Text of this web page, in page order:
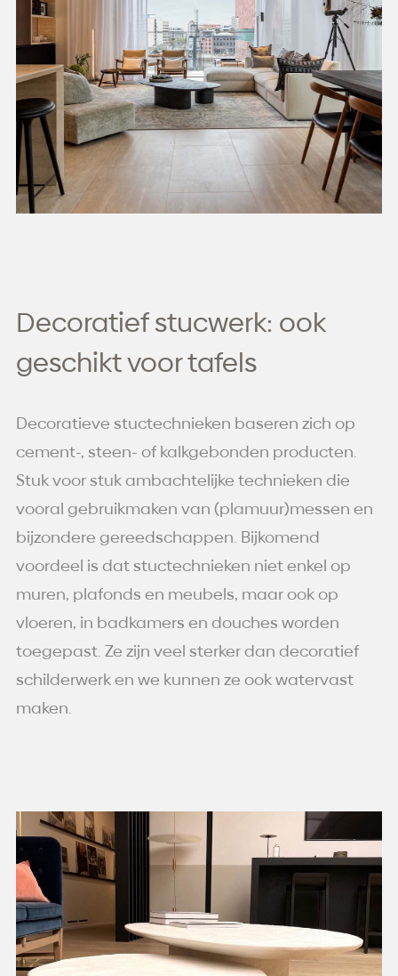
Decoratief stucwerk: ook
geschikt voor tafels
Decoratieve stuctechnieken baseren zich op
cement-, steen- of kalkgebonden producten.
Stuk voor stuk ambachtelijke technieken die
vooral gebruikmaken van (plamuur)messen en
bijzondere gereedschappen. Bijkomend
voordeel is dat stuctechnieken niet enkel op
muren, plafonds en meubels, maar ook op
vloeren, in badkamers en douches worden
toegepast. Ze zijn veel sterker dan decoratief
schilderwerk en we kunnen ze ook watervast
maken.